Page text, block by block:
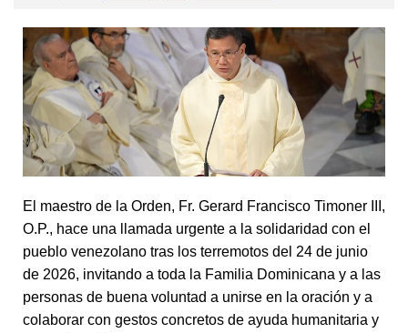
El maestro de la Orden, Fr. Gerard Francisco Timoner III,
O.P., hace una llamada urgente a la solidaridad con el
pueblo venezolano tras los terremotos del 24 de junio
de 2026, invitando a toda la Familia Dominicana y a las
personas de buena voluntad a unirse en la oración y a
colaborar con gestos concretos de ayuda humanitaria y